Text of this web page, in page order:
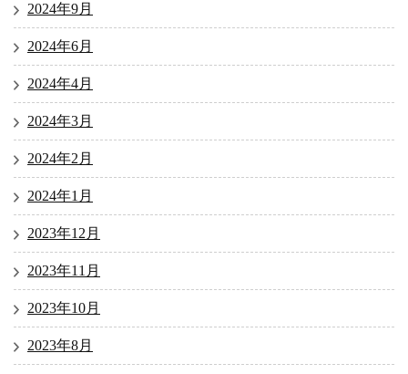
2024年9月
2024年6月
2024年4月
2024年3月
2024年2月
2024年1月
2023年12月
2023年11月
2023年10月
2023年8月